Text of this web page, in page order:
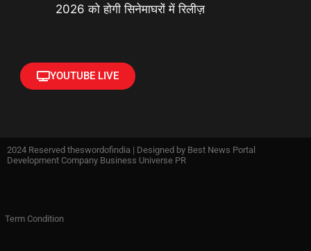
2026 को होगी सिनेमाघरों में रिलीज़
YOUTUBE LIVE
2024 Reserved theswordofindia | Designed by Best News Portal
Development Company Business Universe PR
Term Condition